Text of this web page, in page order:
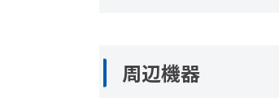
周辺機器